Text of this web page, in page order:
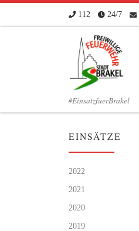
Zum Inhalt springen
112 24/7
#EinsatzfuerBrakel
EINSÄTZE
2022
2021
2020
2019